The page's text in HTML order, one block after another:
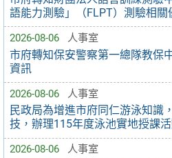
語能力測驗」（FLPT）測驗相關
2026-08-06 人事室
市府轉知保安警察第一總隊教保
資訊
2026-08-06 人事室
民政局為增進市府同仁游泳知識
技，辦理115年度泳池實地授課
2026-08-06 人事室